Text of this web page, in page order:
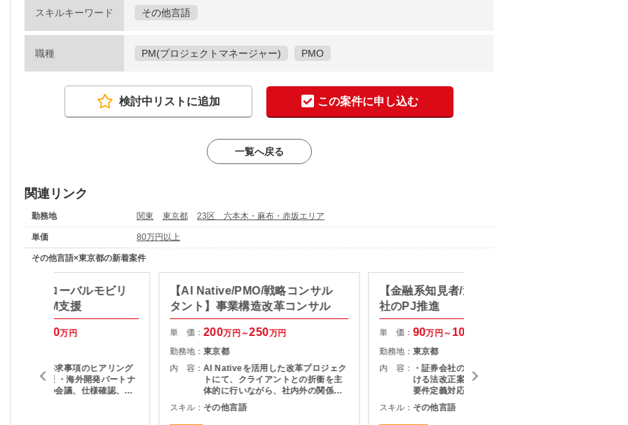
スキルキーワード その他言語
職種 PM(プロジェクトマネージャー) PMO
検討中リストに追加 この案件に申し込む
一覧へ戻る
関連リンク
勤務地 関東 東京都 23区 六本木・麻布・赤坂エリア
単価 80万円以上
その他言語×東京都の新着案件
期】グローバルモビリ
リ開発PM支援
100万円
顧客要望、要求事項のヒアリング
よび要件整理 ・海外開発パートナ
との英語での会議、仕様確認、各
【AI Native/PMO/戦略コンサル
タント】事業構造改革コンサル
単 価：200万円～250万円
勤務地：東京都
内 容：AI Nativeを活用した改革プロジェク
トにて、クライアントとの折衝を主
体的に行いながら、社内外の関係者
をリードし、論点設計・課題構造化
を通じてタスクや意思決定を推進い
スキル： その他言語
【金融系知見者/週1出社】証券会
社のPJ推進
単 価： 90万円～ 100
勤務地： 東京都
内 容：
・証券会社のサービス企画部門にお
ける法改正案件の推進 ・上流工程の
要件定義対応 ・案件の進捗管理
スキル： その他言語